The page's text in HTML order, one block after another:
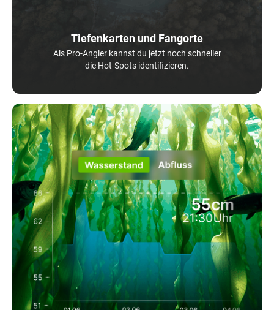
Tiefenkarten und Fangorte
Als Pro-Angler kannst du jetzt noch schneller
die Hot-Spots identifizieren.